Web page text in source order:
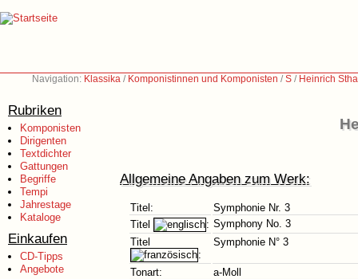
Navigation: Klassika / Komponistinnen und Komponisten /S / Heinrich
Rubriken
Komponisten
Dirigenten
Textdichter
Gattungen
Begriffe
Tempi
Jahrestage
Kataloge
Einkaufen
CD-Tipps
Angebote
Allgemeine Angaben zum Werk:
Titel:
Symphonie Nr. 3
Titel
: Symphony No. 3
Titel
:
Symphonie N° 3
Tonart:
a-Moll